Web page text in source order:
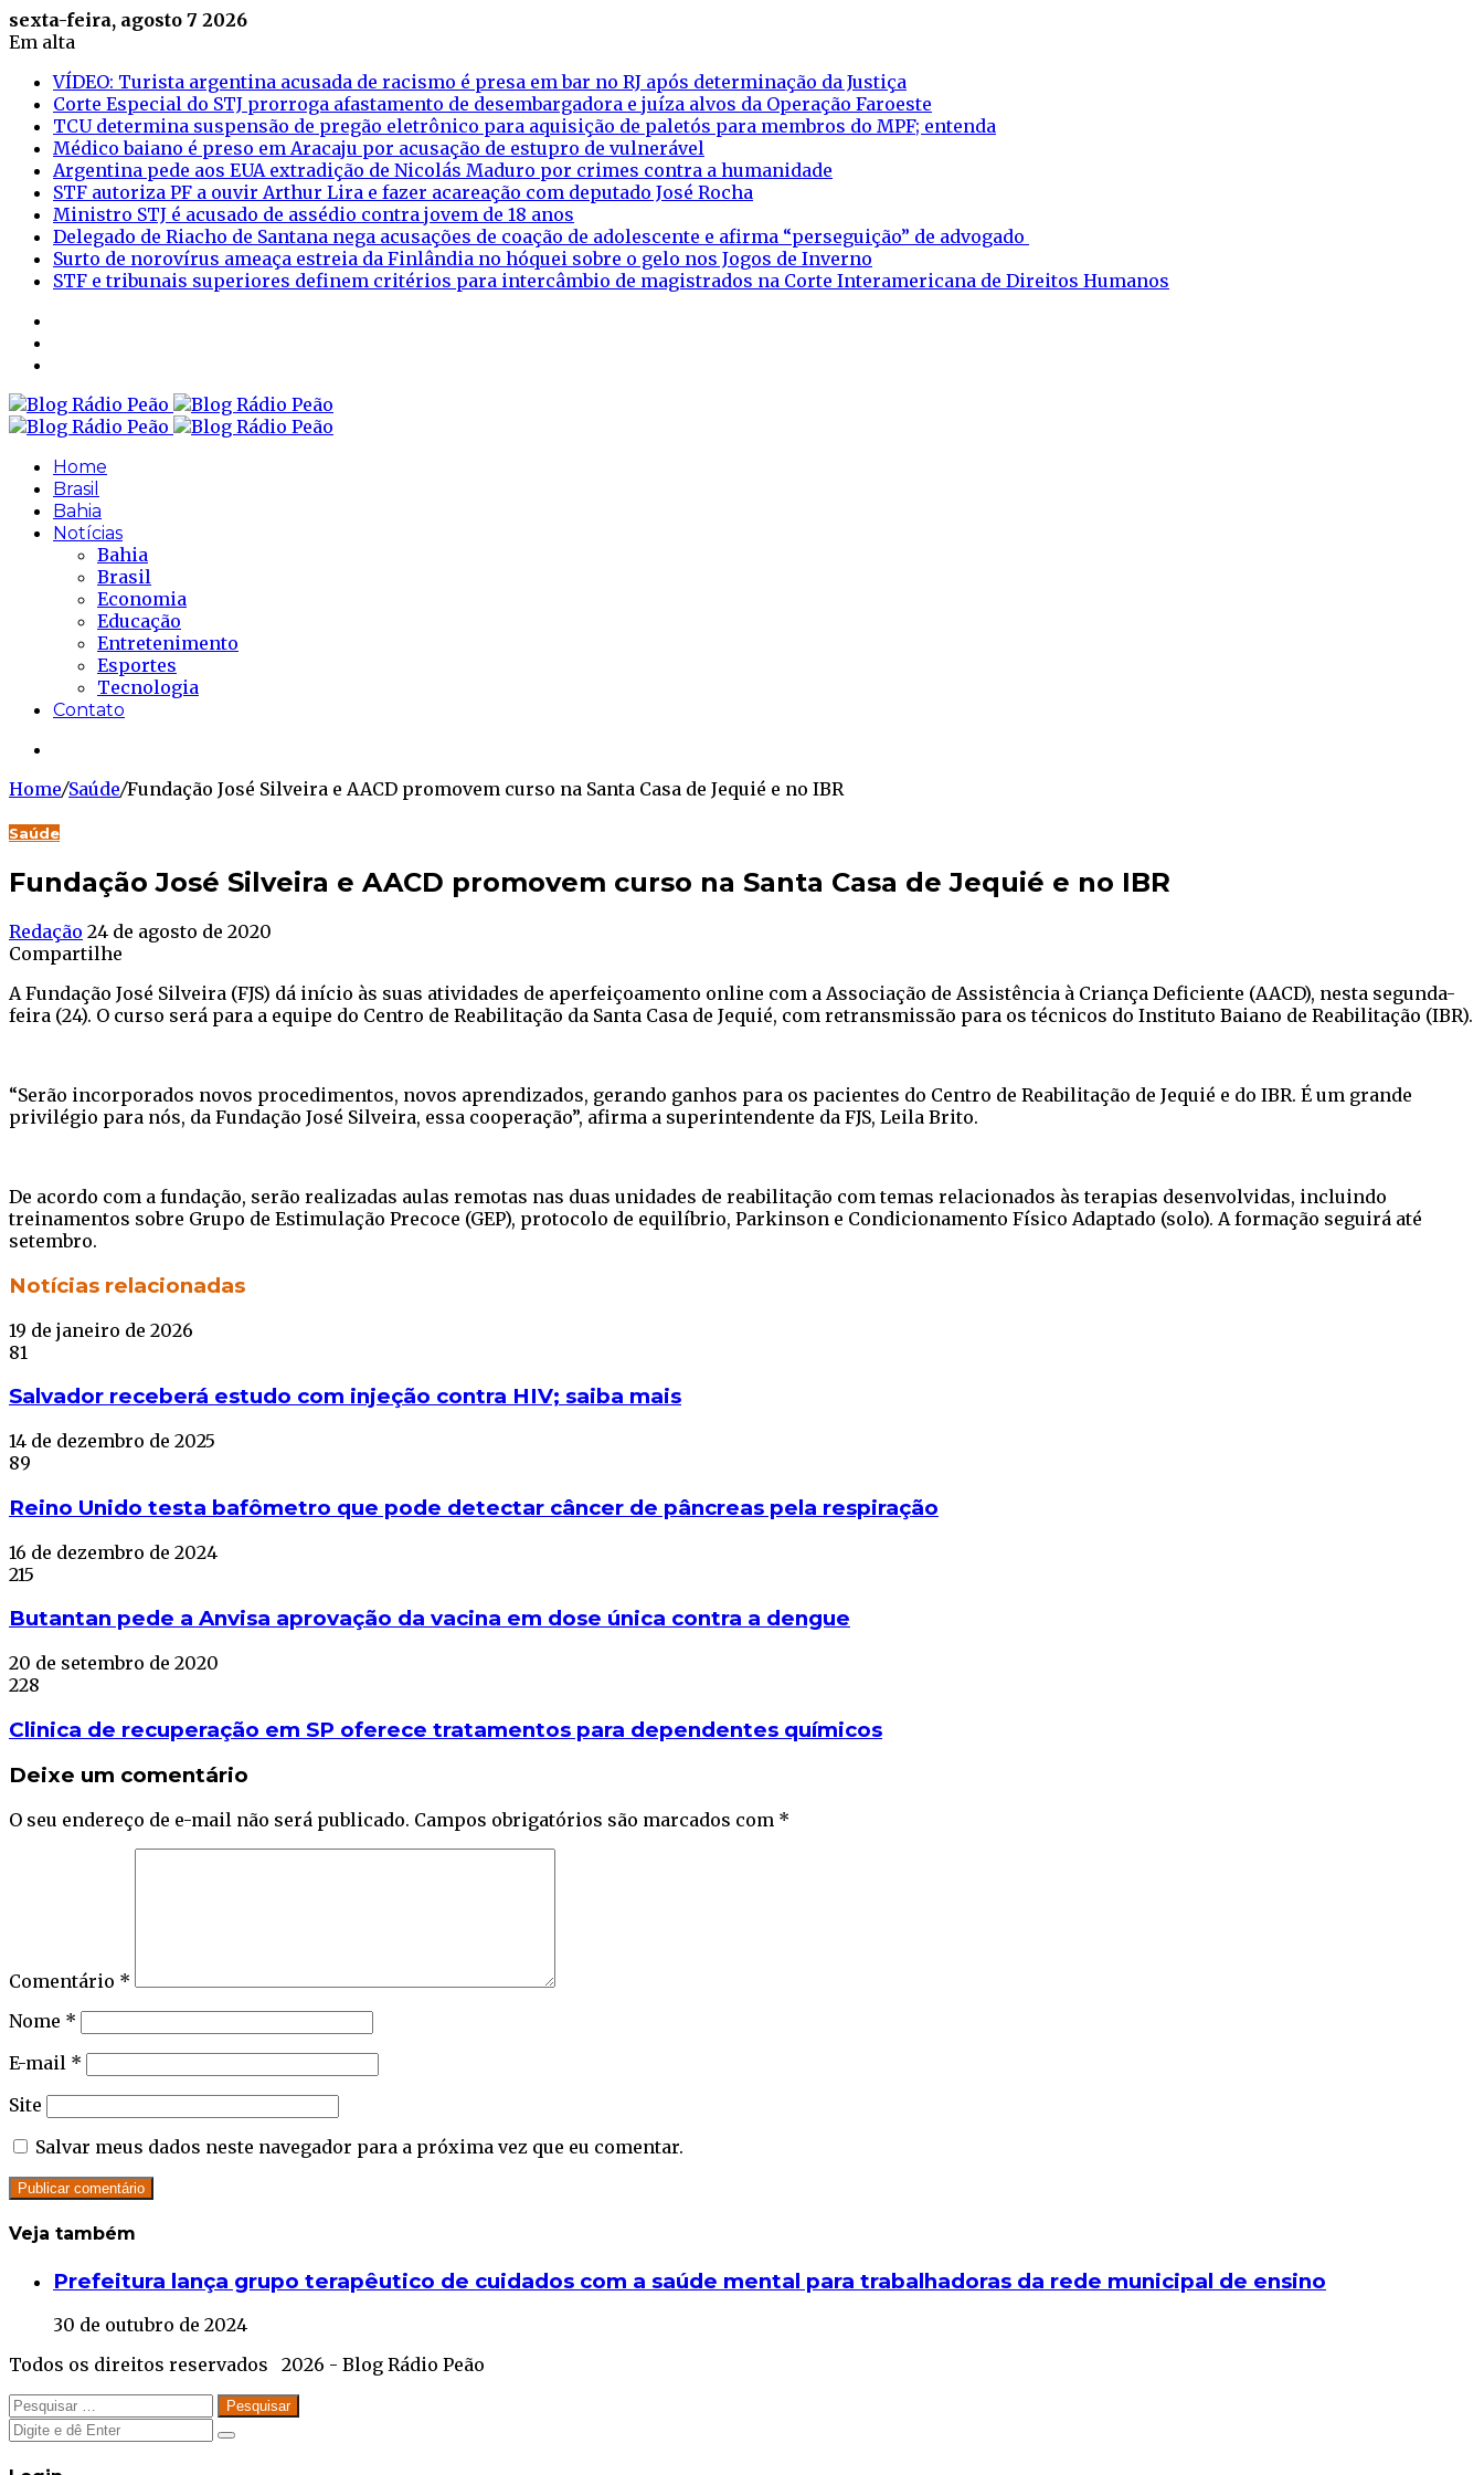
sexta-feira, agosto 7 2026
Em alta
VÍDEO: Turista argentina acusada de racismo é presa em bar no RJ após determinação da Justiça
Corte Especial do STJ prorroga afastamento de desembargadora e juíza alvos da Operação Faroeste
TCU determina suspensão de pregão eletrônico para aquisição de paletós para membros do MPF; entenda
Médico baiano é preso em Aracaju por acusação de estupro de vulnerável
Argentina pede aos EUA extradição de Nicolás Maduro por crimes contra a humanidade
STF autoriza PF a ouvir Arthur Lira e fazer acareação com deputado José Rocha
Ministro STJ é acusado de assédio contra jovem de 18 anos
Delegado de Riacho de Santana nega acusações de coação de adolescente e afirma “perseguição” de advogado
Surto de norovírus ameaça estreia da Finlândia no hóquei sobre o gelo nos Jogos de Inverno
STF e tribunais superiores definem critérios para intercâmbio de magistrados na Corte Interamericana de Direitos Humanos
Home
Brasil
Bahia
Notícias
Bahia
Brasil
Economia
Educação
Entretenimento
Esportes
Tecnologia
Contato
Home/Saúde/Fundação José Silveira e AACD promovem curso na Santa Casa de Jequié e no IBR
Saúde
Fundação José Silveira e AACD promovem curso na Santa Casa de Jequié e no IBR
Redação 24 de agosto de 2020
Compartilhe
A Fundação José Silveira (FJS) dá início às suas atividades de aperfeiçoamento online com a Associação de Assistência à Criança Deficiente (AACD), nesta segunda-
feira (24). O curso será para a equipe do Centro de Reabilitação da Santa Casa de Jequié, com retransmissão para os técnicos do Instituto Baiano de Reabilitação (IBR).
“Serão incorporados novos procedimentos, novos aprendizados, gerando ganhos para os pacientes do Centro de Reabilitação de Jequié e do IBR. É um grande
privilégio para nós, da Fundação José Silveira, essa cooperação”, afirma a superintendente da FJS, Leila Brito.
De acordo com a fundação, serão realizadas aulas remotas nas duas unidades de reabilitação com temas relacionados às terapias desenvolvidas, incluindo
treinamentos sobre Grupo de Estimulação Precoce (GEP), protocolo de equilíbrio, Parkinson e Condicionamento Físico Adaptado (solo). A formação seguirá até
setembro.
Facebook
Twitter
WhatsApp
Telegram
Notícias relacionadas
19 de janeiro de 2026
81
Salvador receberá estudo com injeção contra HIV; saiba mais
14 de dezembro de 2025
89
Reino Unido testa bafômetro que pode detectar câncer de pâncreas pela respiração
16 de dezembro de 2024
215
Butantan pede a Anvisa aprovação da vacina em dose única contra a dengue
20 de setembro de 2020
228
Clinica de recuperação em SP oferece tratamentos para dependentes químicos
Deixe um comentário
O seu endereço de e-mail não será publicado. Campos obrigatórios são marcados com *
Comentário *
Nome *
E-mail *
Site
Salvar meus dados neste navegador para a próxima vez que eu comentar.
Veja também
ClosePrefeitura lança grupo terapêutico de cuidados com a saúde mental para trabalhadoras da rede municipal de ensino
30 de outubro de 2024
Todos os direitos reservados 2026 - Blog Rádio Peão
Close
Pesquisar
por:
Close